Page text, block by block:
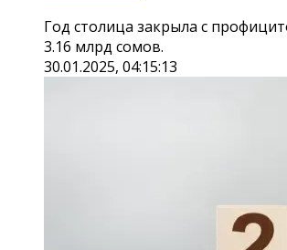
Год столица закрыла с
3.16 млрд сомов.
30.01.2025, 04:15:13